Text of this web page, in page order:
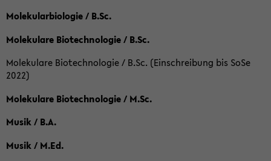
Molekularbiologie / B.Sc.
Molekulare Biotechnologie / B.Sc.
Molekulare Biotechnologie / B.Sc. (Einschreibung bis SoSe
2022)
Molekulare Biotechnologie / M.Sc.
Musik / B.A.
Musik / M.Ed.